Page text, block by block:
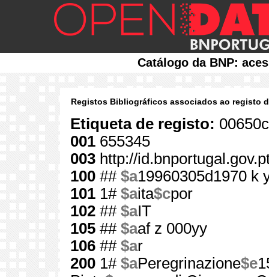
Catálogo da BNP:
Registos Bibliográficos associados ao registo
Etiqueta de registo:
001 655345
003 http://
100 ## $a19960305d1970 k
101 1# $aita$cpor
102 ## $aIT
105 ## $aaf z 000yy
106 ## $ar
200 1# $aPeregrinazione$e